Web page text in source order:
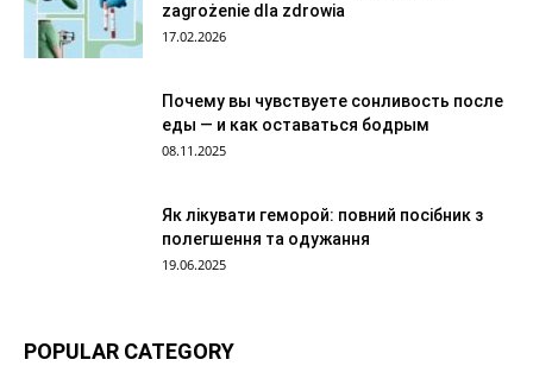
zagrożenie dla zdrowia
17.02.2026
Почему вы чувствуете сонливость после
еды — и как оставаться бодрым
08.11.2025
Як лікувати геморой: повний посібник з
полегшення та одужання
19.06.2025
POPULAR CATEGORY